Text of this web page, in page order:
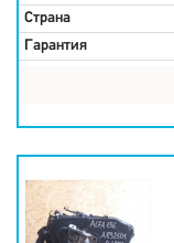
Страна
Гарантия